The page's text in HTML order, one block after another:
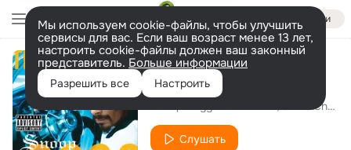
Войти
Мы используем cookie-файлы, чтобы улучшить
сервисы для вас. Если ваш возраст менее 13 лет,
настроить cookie-файлы должен ваш законный
представитель. Больше информации
Разрешить все Настроить
Beautiful
Uncle Charlie Wilson
Слушать